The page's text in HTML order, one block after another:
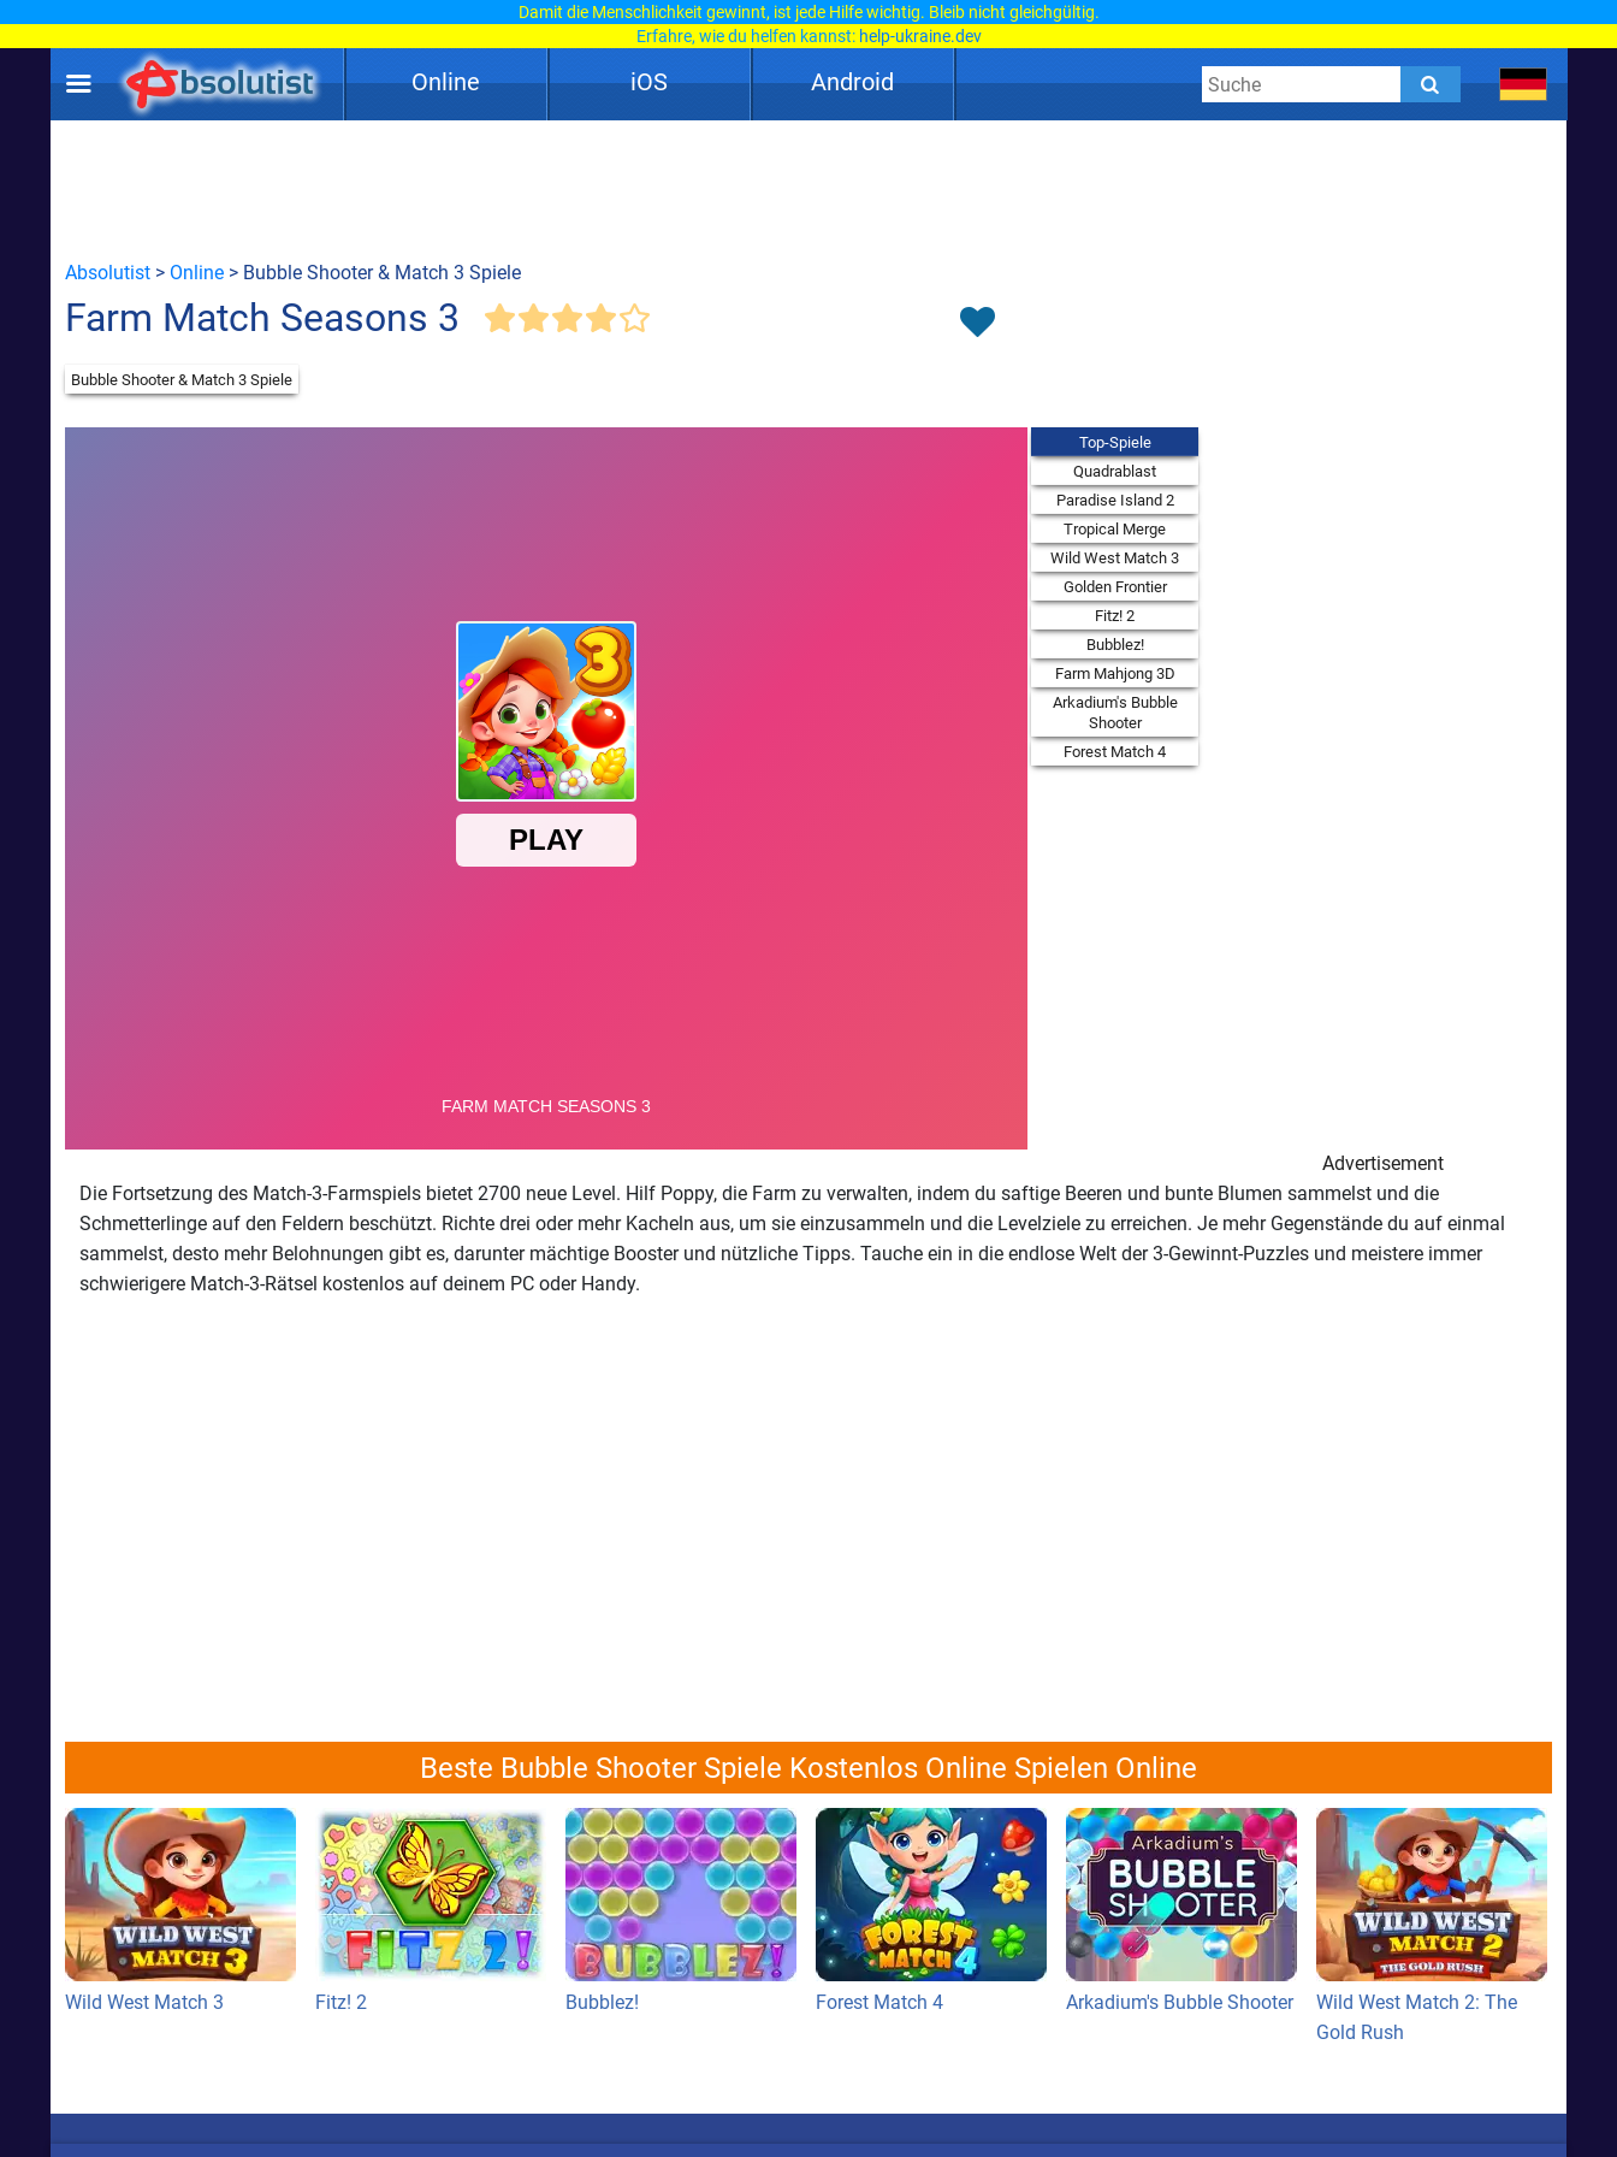
Damit die Menschlichkeit gewinnt, ist jede Hilfe wichtig. Bleib nicht gleichgültig.
Erfahre, wie du helfen kannst: help-ukraine.dev
Online iOS Android
Absolutist > Online > Bubble Shooter & Match 3 Spiele
Farm Match Seasons 3
Bubble Shooter & Match 3 Spiele
Top-Spiele
Quadrablast
Paradise Island 2
Tropical Merge
Wild West Match 3
Golden Frontier
Fitz! 2
Bubblez!
Farm Mahjong 3D
Arkadium's Bubble
Shooter
Forest Match 4
Advertisement
Die Fortsetzung des Match-3-Farmspiels bietet 2700 neue Level. Hilf Poppy, die Farm zu verwalten, indem du saftige Beeren und bunte Blumen sammelst und die
Schmetterlinge auf den Feldern beschützt. Richte drei oder mehr Kacheln aus, um sie einzusammeln und die Levelziele zu erreichen. Je mehr Gegenstände du auf einmal
sammelst, desto mehr Belohnungen gibt es, darunter mächtige Booster und nützliche Tipps. Tauche ein in die endlose Welt der 3-Gewinnt-Puzzles und meistere immer
schwierigere Match-3-Rätsel kostenlos auf deinem PC oder Handy.
Beste Bubble Shooter Spiele Kostenlos Online Spielen Online
Wild West Match 3 Fitz! 2 Bubblez! Forest Match 4 Arkadium's Bubble Shooter
Wild West Match 2: The
Gold Rush